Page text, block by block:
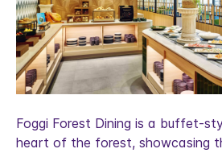
Foggi Forest Dining is a buffet-
heart of the forest, showcasing